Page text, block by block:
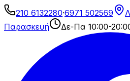
210 6132280·6971 502569
Παρασκευή
Δε-Πα 10:00-